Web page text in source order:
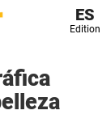
ES
Edition